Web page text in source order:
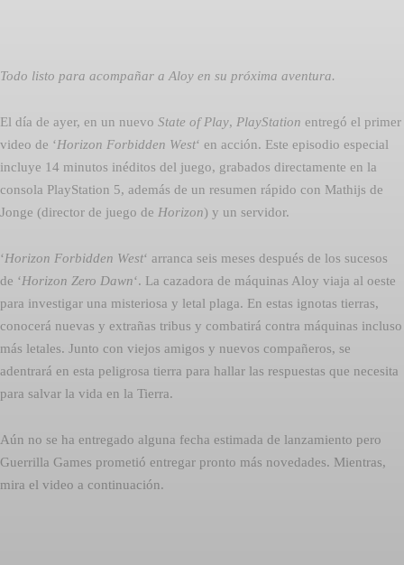
Todo listo para acompañar a Aloy en su próxima aventura.
El día de ayer, en un nuevo State of Play, PlayStation entregó el primer
video de ‘Horizon Forbidden West‘ en acción. Este episodio especial
incluye 14 minutos inéditos del juego, grabados directamente en la
consola PlayStation 5, además de un resumen rápido con Mathijs de
Jonge (director de juego de Horizon) y un servidor.
‘Horizon Forbidden West‘ arranca seis meses después de los sucesos
de ‘Horizon Zero Dawn‘. La cazadora de máquinas Aloy viaja al oeste
para investigar una misteriosa y letal plaga. En estas ignotas tierras,
conocerá nuevas y extrañas tribus y combatirá contra máquinas incluso
más letales. Junto con viejos amigos y nuevos compañeros, se
adentrará en esta peligrosa tierra para hallar las respuestas que necesita
para salvar la vida en la Tierra.
Aún no se ha entregado alguna fecha estimada de lanzamiento pero
Guerrilla Games prometió entregar pronto más novedades. Mientras,
mira el video a continuación.